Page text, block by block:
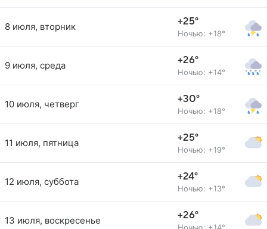
8 июля, вторник +25°
Ночью: +18°
9 июля, среда +26°
Ночью: +14°
10 июля, четверг +30°
Ночью: +18°
11 июля, пятница +25°
Ночью: +19°
12 июля, суббота +24°
Ночью: +13°
13 июля, воскресенье +26°